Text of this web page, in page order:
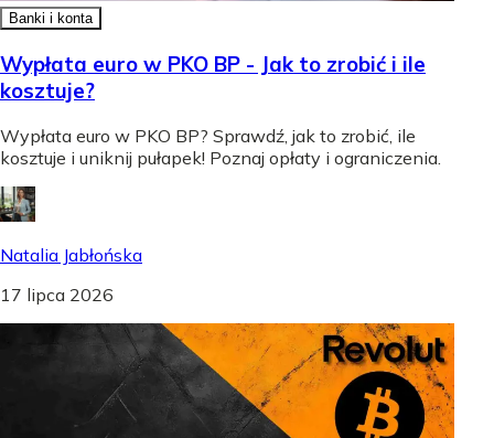
Banki i konta
Wypłata euro w PKO BP - Jak to zrobić i ile
kosztuje?
Wypłata euro w PKO BP? Sprawdź, jak to zrobić, ile
kosztuje i uniknij pułapek! Poznaj opłaty i ograniczenia.
Natalia Jabłońska
17 lipca 2026